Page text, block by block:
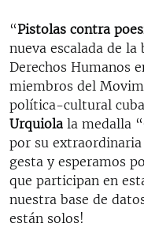
“Pistolas contra
nueva escalada de
Derechos Humanos
miembros del
política-cultural
Urquiola la medalla
por su extraordinaria
gesta y esperamos
que participan en
nuestra base de
están solos!